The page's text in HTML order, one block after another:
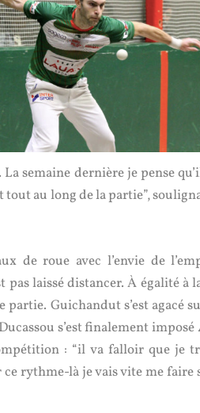
semaine dernière je pense
tout au long de la partie”,
de roue avec l’envie de
pas laissé distancer. À égalité à
Guichandut s’est agacé
s’est finalement
: “il va falloir que je
rythme-là je vais vite me faire